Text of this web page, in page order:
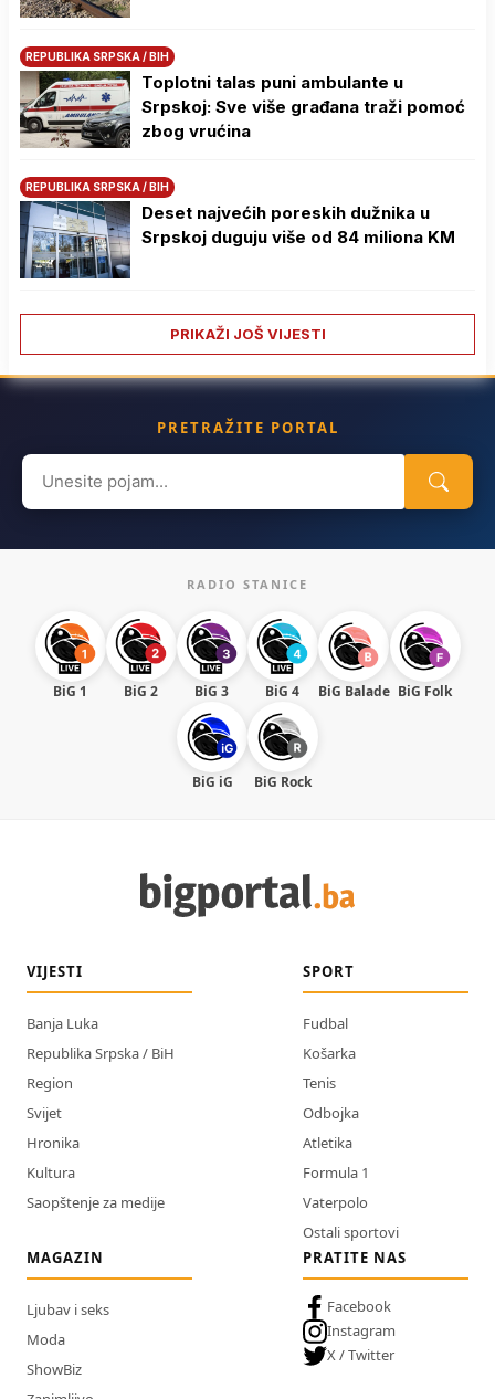
REPUBLIKA SRPSKA / BIH
Toplotni talas puni ambulante u
Srpskoj: Sve više građana traži pomoć
zbog vrućina
REPUBLIKA SRPSKA / BIH
Deset najvećih poreskih dužnika u
Srpskoj duguju više od 84 miliona KM
PRIKAŽI JOŠ VIJESTI
PRETRAŽITE PORTAL
Search
for:
RADIO STANICE
BiG 1 BiG 2 BiG 3 BiG 4 BiG Balade BiG Folk
BiG iG BiG Rock
VIJESTI
Banja Luka
Republika Srpska / BiH
Region
Svijet
Hronika
Kultura
Saopštenje za medije
SPORT
Fudbal
Košarka
Tenis
Odbojka
Atletika
Formula 1
Vaterpolo
Ostali sportovi
MAGAZIN
Ljubav i seks
Moda
ShowBiz
PRATITE NAS
Facebook
Instagram
X / Twitter